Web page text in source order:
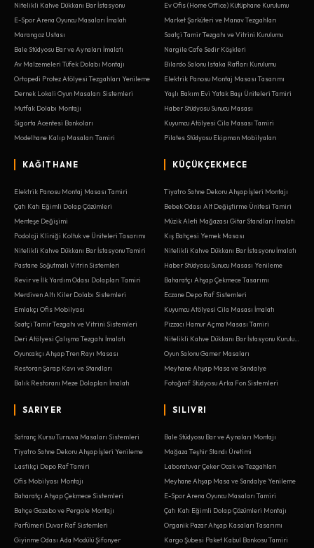
Nitelikli Kahve Dükkanı Bar İstasyonu
E-Spor Arena Oyuncu Masaları İmalatı
Marangoz Ustası
Bale Stüdyosu Bar ve Aynaları İmalatı
Av Malzemeleri Tüfek Dolabı Montajı
Ortopedi Protez Atölyesi Tezgahları Yenileme
Dernek Lokali Oyun Masaları Sistemleri
Mutfak Dolabı Montajı
Sigorta Acentesi Bankoları
Modelhane Kalıp Masaları Tamiri
Ev Ofis (Home Office) Kütüphane Kurulumu
Market Şarküteri ve Manav Tezgahları
Saatçi Tamir Tezgahı ve Vitrini Kurulumu
Nargile Cafe Sedir Köşkleri
Bilardo Salonu Istaka Rafları Kurulumu
Elektrik Panosu Montaj Masası Tasarımı
Yaşlı Bakım Evi Yatak Başı Üniteleri Tamiri
Haber Stüdyosu Sunucu Masası
Kuyumcu Atölyesi Cila Masası Tamiri
Pilates Stüdyosu Ekipman Mobilyaları
KAĞITHANE
Elektrik Panosu Montaj Masası Tamiri
Çatı Katı Eğimli Dolap Çözümleri
Menteşe Değişimi
Podoloji Kliniği Koltuk ve Üniteleri Tasarımı
Nitelikli Kahve Dükkanı Bar İstasyonu Tamiri
Pastane Soğutmalı Vitrin Sistemleri
Revir ve İlk Yardım Odası Dolapları Tamiri
Merdiven Altı Kiler Dolabı Sistemleri
Emlakçı Ofis Mobilyası
Saatçi Tamir Tezgahı ve Vitrini Sistemleri
Deri Atölyesi Çalışma Tezgahı İmalatı
Oyuncakçı Ahşap Tren Rayı Masası
Restoran Şarap Kavı ve Standları
Balık Restoranı Meze Dolapları İmalatı
KÜÇÜKÇEKMECE
Tiyatro Sahne Dekoru Ahşap İşleri Montajı
Bebek Odası Alt Değiştirme Ünitesi Tamiri
Müzik Aleti Mağazası Gitar Standları İmalatı
Kış Bahçesi Yemek Masası
Nitelikli Kahve Dükkanı Bar İstasyonu İmalatı
Haber Stüdyosu Sunucu Masası Yenileme
Baharatçı Ahşap Çekmece Tasarımı
Eczane Depo Raf Sistemleri
Kuyumcu Atölyesi Cila Masası İmalatı
Pizzacı Hamur Açma Masası Tamiri
Oyun Salonu Gamer Masaları
Meyhane Ahşap Masa ve Sandalye
Fotoğraf Stüdyosu Arka Fon Sistemleri
SARIYER
Satranç Kursu Turnuva Masaları Sistemleri
Tiyatro Sahne Dekoru Ahşap İşleri Yenileme
Lastikçi Depo Raf Tamiri
Ofis Mobilyası Montajı
Baharatçı Ahşap Çekmece Sistemleri
Bahçe Gazebo ve Pergole Montajı
Parfümeri Duvar Raf Sistemleri
Giyinme Odası Ada Modülü Şifonyer
SILIVRI
Bale Stüdyosu Bar ve Aynaları Montajı
Mağaza Teşhir Standı Üretimi
Laboratuvar Çeker Ocak ve Tezgahları
Meyhane Ahşap Masa ve Sandalye Yenileme
E-Spor Arena Oyuncu Masaları Tamiri
Çatı Katı Eğimli Dolap Çözümleri Montajı
Organik Pazar Ahşap Kasaları Tasarımı
Kargo Şubesi Paket Kabul Bankosu Tamiri